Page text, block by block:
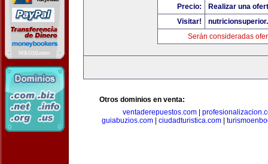
Precio:
Realizar una
Visitar!
Serán consideradas
Otros dominios en venta:
ventaderepuestos.com
guiabuzios.com| ciudadturistica.com|